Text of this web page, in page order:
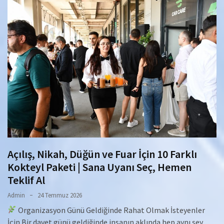
Açılış, Nikah, Düğün ve Fuar İçin 10 Farklı
Kokteyl Paketi | Sana Uyanı Seç, Hemen
Teklif Al
Admin 24 Temmuz 2026
Organizasyon Günü Geldiğinde Rahat Olmak İsteyenler
İçin Bir davet günü geldiğinde insanın aklında hep aynı şey